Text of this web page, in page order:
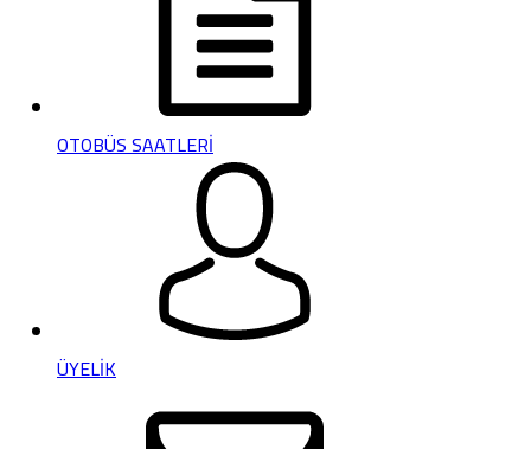
OTOBÜS SAATLERİ
ÜYELİK